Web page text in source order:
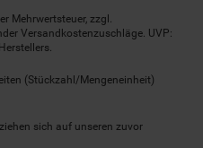
Mehrwertsteuer, zzgl.
Versandkostenzuschläge. UVP:
(Stückzahl/Mengeneinheit)
sich auf unseren zuvor